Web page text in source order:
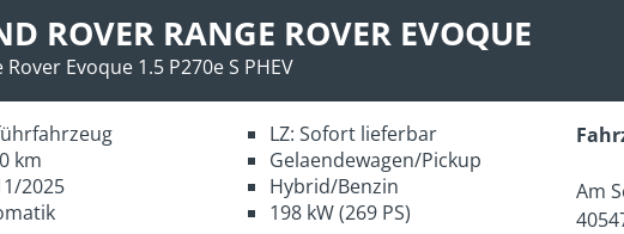
ROVER RANGE ROVER EVOQUE
Rover Evoque 1.5 P270e S PHEV
km
2025
LZ: Sofort lieferbar
Gelaendewagen/Pickup
Hybrid/Benzin
198 kW (269 PS)
Am